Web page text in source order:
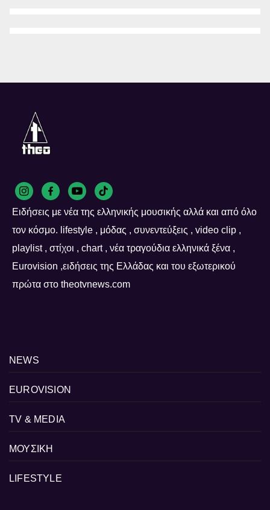
Ειδήσεις με νέα της ελληνικής μουσικής αλλά και από όλο
τον κόσμο. lifestyle , μόδας , συνεντεύξεις , video clip ,
playlist , στίχοι , chart , νέα τραγούδια ελληνικά ξένα ,
Eurovision ,ειδήσεις της Ελλάδας και του εξωτερικού
πρώτα στο theotvnews.com
NEWS
EUROVISION
TV & MEDIA
ΜΟΥΣΙΚΗ
LIFESTYLE